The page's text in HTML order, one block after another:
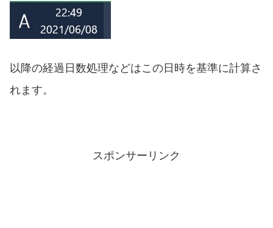
以降の経過日数処理などはこの日時を基準に計算さ
れます。
スポンサーリンク